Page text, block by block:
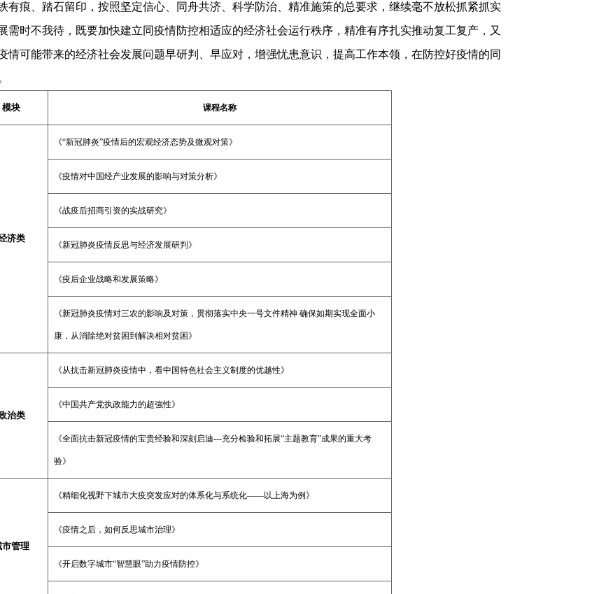
有痕、踏石留印，按照坚定信心、同舟共济、科学防治、精准施策的总要求，继续毫不放松抓紧抓实
需时不我待，既要加快建立同疫情防控相适应的经济社会运行秩序，精准有序扎实推动复工复产，又
情可能带来的经济社会发展问题早研判、早应对，增强忧患意识，提高工作本领，在防控好疫情的同
模块 课程名称
济类
《“新冠肺炎”疫情后的宏观经济态势及微观对策》
《疫情对中国经产业发展的影响与对策分析》
《战疫后招商引资的实战研究》
《新冠肺炎疫情反思与经济发展研判》
《疫后企业战略和发展策略》
《新冠肺炎疫情对三农的影响及对策，贯彻落实中央一号文件精神 确保如期实现全面小
康，从消除绝对贫困到解决相对贫困》
治类
《从抗击新冠肺炎疫情中，看中国特色社会主义制度的优越性》
《中国共产党执政能力的超強性》
《全面抗击新冠疫情的宝贵经验和深刻启迪---充分检验和拓展“主题教育”成果的重大考
验》
市管理
《精细化视野下城市大疫突发应对的体系化与系统化——以上海为例》
《疫情之后，如何反思城市治理》
《开启数字城市“智慧眼”助力疫情防控》